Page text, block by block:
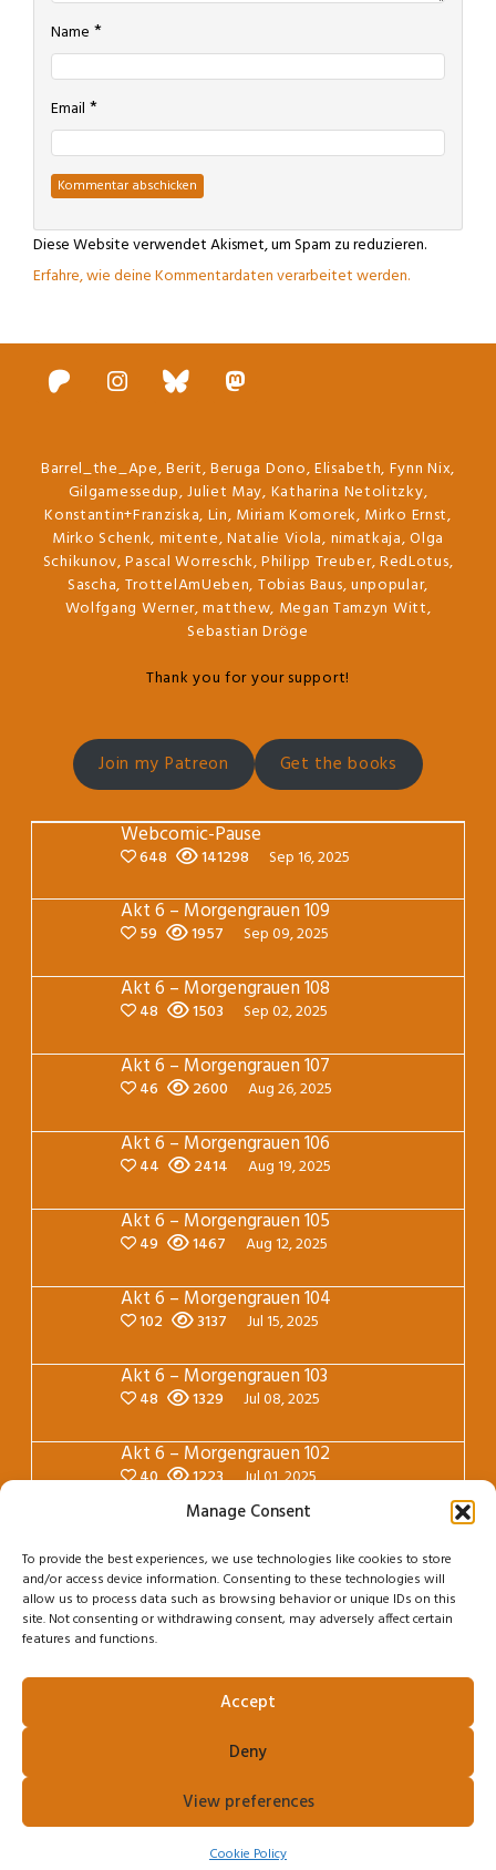
Manage Consent
To provide the best experiences, we use technologies like cookies to store
and/or access device information. Consenting to these technologies will
allow us to process data such as browsing behavior or unique IDs on this
site. Not consenting or withdrawing consent, may adversely affect certain
features and functions.
Accept
Deny
View preferences
Cookie Policy
Name *
Email *
Diese Website verwendet Akismet, um Spam zu reduzieren.
Erfahre, wie deine Kommentardaten verarbeitet werden.
Barrel_the_Ape, Berit, Beruga Dono, Elisabeth, Fynn Nix,
Gilgamessedup, Juliet May, Katharina Netolitzky,
Konstantin+Franziska, Lin, Miriam Komorek, Mirko Ernst,
Mirko Schenk, mitente, Natalie Viola, nimatkaja, Olga
Schikunov, Pascal Worreschk, Philipp Treuber, RedLotus,
Sascha, TrottelAmUeben, Tobias Baus, unpopular,
Wolfgang Werner, matthew, Megan Tamzyn Witt,
Sebastian Dröge
Thank you for your support!
Join my Patreon Get the books
Webcomic-Pause
648 141298 Sep 16, 2025
Akt 6 – Morgengrauen 109
59 1957 Sep 09, 2025
Akt 6 – Morgengrauen 108
48 1503 Sep 02, 2025
Akt 6 – Morgengrauen 107
46 2600 Aug 26, 2025
Akt 6 – Morgengrauen 106
44 2414 Aug 19, 2025
Akt 6 – Morgengrauen 105
49 1467 Aug 12, 2025
Akt 6 – Morgengrauen 104
102 3137 Jul 15, 2025
Akt 6 – Morgengrauen 103
48 1329 Jul 08, 2025
Akt 6 – Morgengrauen 102
40 1223 Jul 01, 2025
49 1241 Jun 24, 2025
© Carolin Reich. Please don't use any content without my permission! Theme ©